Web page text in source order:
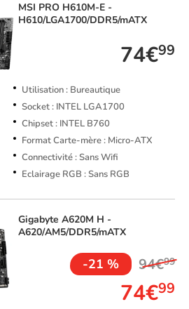
MSI PRO H610M-E -
H610/LGA1700/DDR5/mATX
74€99
Utilisation : Bureautique
Socket : INTEL LGA1700
Chipset : INTEL B760
Format Carte-mère : Micro-ATX
Connectivité : Sans Wifi
Eclairage RGB : Sans RGB
Gigabyte A620M H -
A620/AM5/DDR5/mATX
-21 % 94€99
74€99